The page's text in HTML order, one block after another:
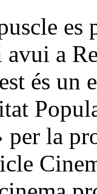
avui a
és un
la